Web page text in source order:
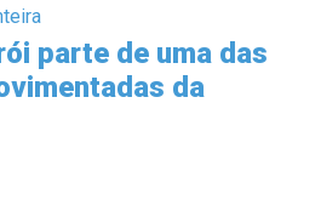
parte de uma das
da